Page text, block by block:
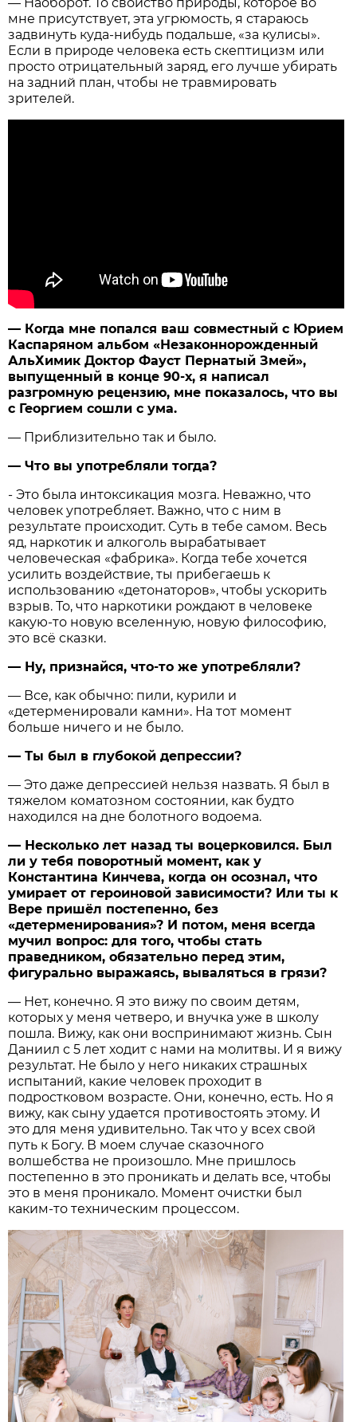
— Наоборот. То свойство природы, которое во
мне присутствует, эта угрюмость, я стараюсь
задвинуть куда-нибудь подальше, «за кулисы».
Если в природе человека есть скептицизм или
просто отрицательный заряд, его лучше убирать
на задний план, чтобы не травмировать
зрителей.
— Когда мне попался ваш совместный с Юрием
Каспаряном альбом «Незаконнорожденный
АльХимик Доктор Фауст Пернатый Змей»,
выпущенный в конце 90-х, я написал
разгромную рецензию, мне показалось, что вы
с Георгием сошли с ума.
— Приблизительно так и было.
— Что вы употребляли тогда?
- Это была интоксикация мозга. Неважно, что
человек употребляет. Важно, что с ним в
результате происходит. Суть в тебе самом. Весь
яд, наркотик и алкоголь вырабатывает
человеческая «фабрика». Когда тебе хочется
усилить воздействие, ты прибегаешь к
использованию «детонаторов», чтобы ускорить
взрыв. То, что наркотики рождают в человеке
какую-то новую вселенную, новую философию,
это всё сказки.
— Ну, признайся, что-то же употребляли?
— Все, как обычно: пили, курили и
«детерменировали камни». На тот момент
больше ничего и не было.
— Ты был в глубокой депрессии?
— Это даже депрессией нельзя назвать. Я был в
тяжелом коматозном состоянии, как будто
находился на дне болотного водоема.
— Несколько лет назад ты воцерковился. Был
ли у тебя поворотный момент, как у
Константина Кинчева, когда он осознал, что
умирает от героиновой зависимости? Или ты к
Вере пришёл постепенно, без
«детерменирования»? И потом, меня всегда
мучил вопрос: для того, чтобы стать
праведником, обязательно перед этим,
фигурально выражаясь, вываляться в грязи?
— Нет, конечно. Я это вижу по своим детям,
которых у меня четверо, и внучка уже в школу
пошла. Вижу, как они воспринимают жизнь. Сын
Даниил с 5 лет ходит с нами на молитвы. И я вижу
результат. Не было у него никаких страшных
испытаний, какие человек проходит в
подростковом возрасте. Они, конечно, есть. Но я
вижу, как сыну удается противостоять этому. И
это для меня удивительно. Так что у всех свой
путь к Богу. В моем случае сказочного
волшебства не произошло. Мне пришлось
постепенно в это проникать и делать все, чтобы
это в меня проникало. Момент очистки был
каким-то техническим процессом.